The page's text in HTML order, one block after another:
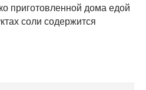
приготовленной дома едой
соли содержится